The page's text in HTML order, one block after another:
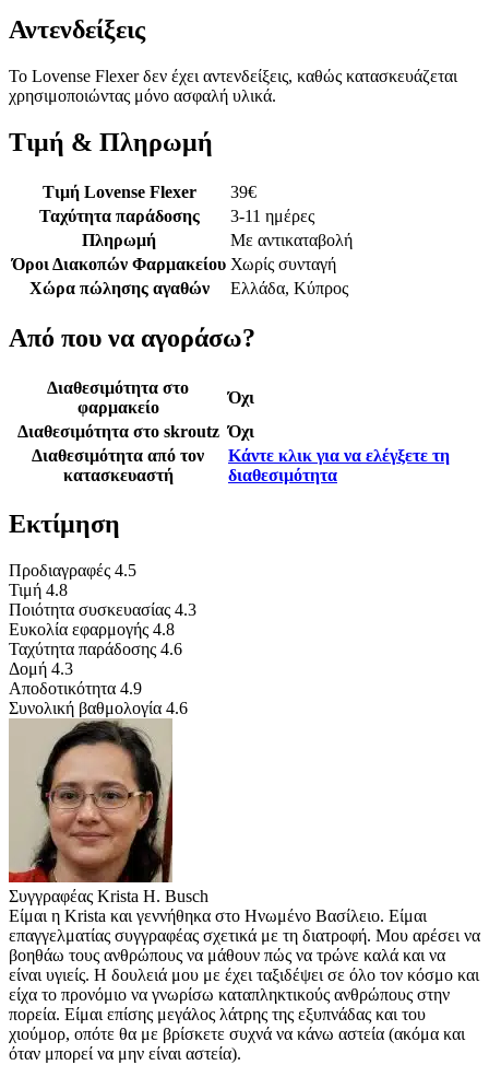
Αντενδείξεις
Το Lovense Flexer δεν έχει αντενδείξεις, καθώς κατασκευάζεται
χρησιμοποιώντας μόνο ασφαλή υλικά.
Τιμή & Πληρωμή
Τιμή Lovense Flexer 39€
Ταχύτητα παράδοσης
3-11 ημέρες
Πληρωμή
Με αντικαταβολή
Όροι Διακοπών Φαρμακείου Χωρίς συνταγή
Χώρα πώλησης αγαθών
Ελλάδα, Κύπρος
Από που να αγοράσω?
Διαθεσιμότητα στο
φαρμακείο
Όχι
Διαθεσιμότητα στο skroutz Όχι
Διαθεσιμότητα από τον
κατασκευαστή
Κάντε κλικ για να ελέγξετε τη
διαθεσιμότητα
Εκτίμηση
Προδιαγραφές 4.5
Τιμή 4.8
Ποιότητα συσκευασίας 4.3
Ευκολία εφαρμογής 4.8
Ταχύτητα παράδοσης 4.6
Δομή 4.3
Αποδοτικότητα 4.9
Συνολική βαθμολογία 4.6
Συγγραφέας Krista H. Busch
Είμαι η Krista και γεννήθηκα στο Ηνωμένο Βασίλειο. Είμαι
επαγγελματίας συγγραφέας σχετικά με τη διατροφή. Μου αρέσει να
βοηθάω τους ανθρώπους να μάθουν πώς να τρώνε καλά και να
είναι υγιείς. Η δουλειά μου με έχει ταξιδέψει σε όλο τον κόσμο και
είχα το προνόμιο να γνωρίσω καταπληκτικούς ανθρώπους στην
πορεία. Είμαι επίσης μεγάλος λάτρης της εξυπνάδας και του
χιούμορ, οπότε θα με βρίσκετε συχνά να κάνω αστεία (ακόμα και
όταν μπορεί να μην είναι αστεία).